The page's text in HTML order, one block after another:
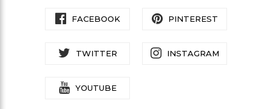
FACEBOOK PINTEREST
TWITTER INSTAGRAM
YOUTUBE